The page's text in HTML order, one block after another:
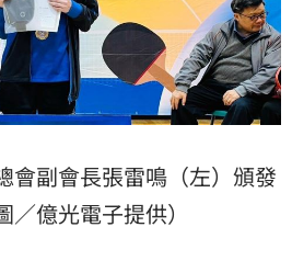
副會長張雷鳴（左）頒發
／億光電子提供）